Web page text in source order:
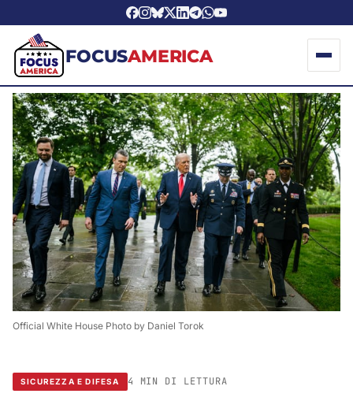
FOCUSAMERICA
Official White House Photo by Daniel Torok
SICUREZZA E DIFESA 4 MIN DI LETTURA